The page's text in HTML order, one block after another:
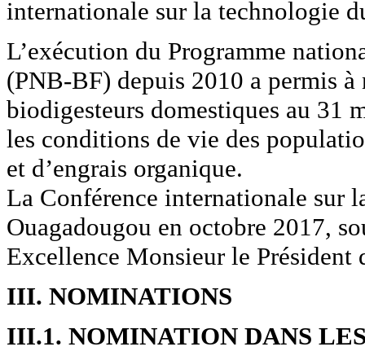
internationale sur la technologie
L’exécution du Programme
(PNB-BF) depuis 2010 a permis à
biodigesteurs domestiques au 31
les conditions de vie des
et d’engrais organique.
La Conférence internationale sur
Ouagadougou en octobre 2017,
Excellence Monsieur le Président
III. NOMINATIONS
III.1. NOMINATION DANS